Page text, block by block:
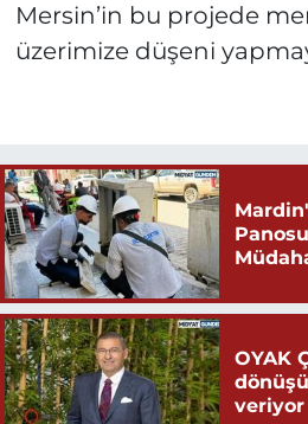
Mersin’in bu projede
üzerimize düşeni
OYAK
veriyor